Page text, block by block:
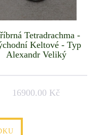
Tetradrachma -
Keltové - Typ
Alexandr Veliký
16900.00 Kč